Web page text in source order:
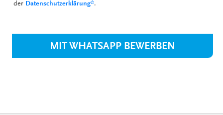
der Datenschutzerklärung*.
MIT WHATSAPP BEWERBEN